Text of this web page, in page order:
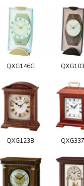
QXG146G
QXG123B